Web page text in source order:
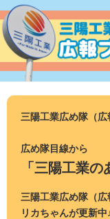
ン
テ
ツ
三陽工業広め隊（広
広め隊目線から
「三陽工業の
三陽工業広め隊（
リカちゃんが更新中